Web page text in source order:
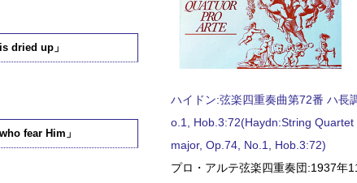
dried up」
fear Him」
ハイドン:弦楽四重奏曲第72番 ハ長
o.1, Hob.3:72(Haydn:String Quartet
major, Op.74, No.1, Hob.3:72)
プロ・アルテ弦楽四重奏団:1937年